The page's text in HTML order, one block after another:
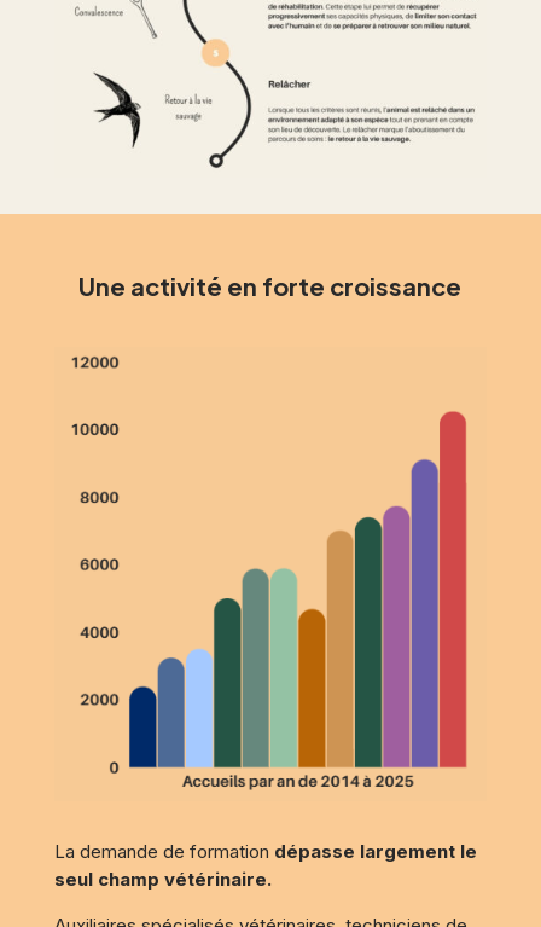
Une activité en forte croissance
La demande de formation dépasse largement le
seul champ vétérinaire.